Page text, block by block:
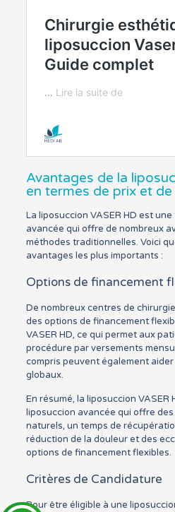
Avantages de la
en termes de prix et
La liposuccion VASER HD est
avancée qui offre de nombreux
méthodes traditionnelles. Voici
avantages les plus importants :
Options de financement
De nombreux centres de
des options de financement
VASER HD, ce qui permet aux
procédure par versements
compris peuvent également
globaux.
En résumé, la liposuccion
liposuccion avancée qui offre
naturels, un temps de
réduction de la douleur et des
options de financement flexibles.
Critères de Candidature
Pour être éligible à une